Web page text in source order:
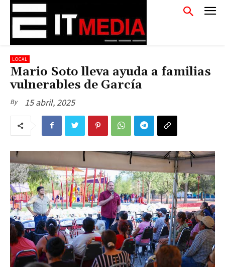
LOCAL
Mario Soto lleva ayuda a familias
vulnerables de García
By 15 abril, 2025